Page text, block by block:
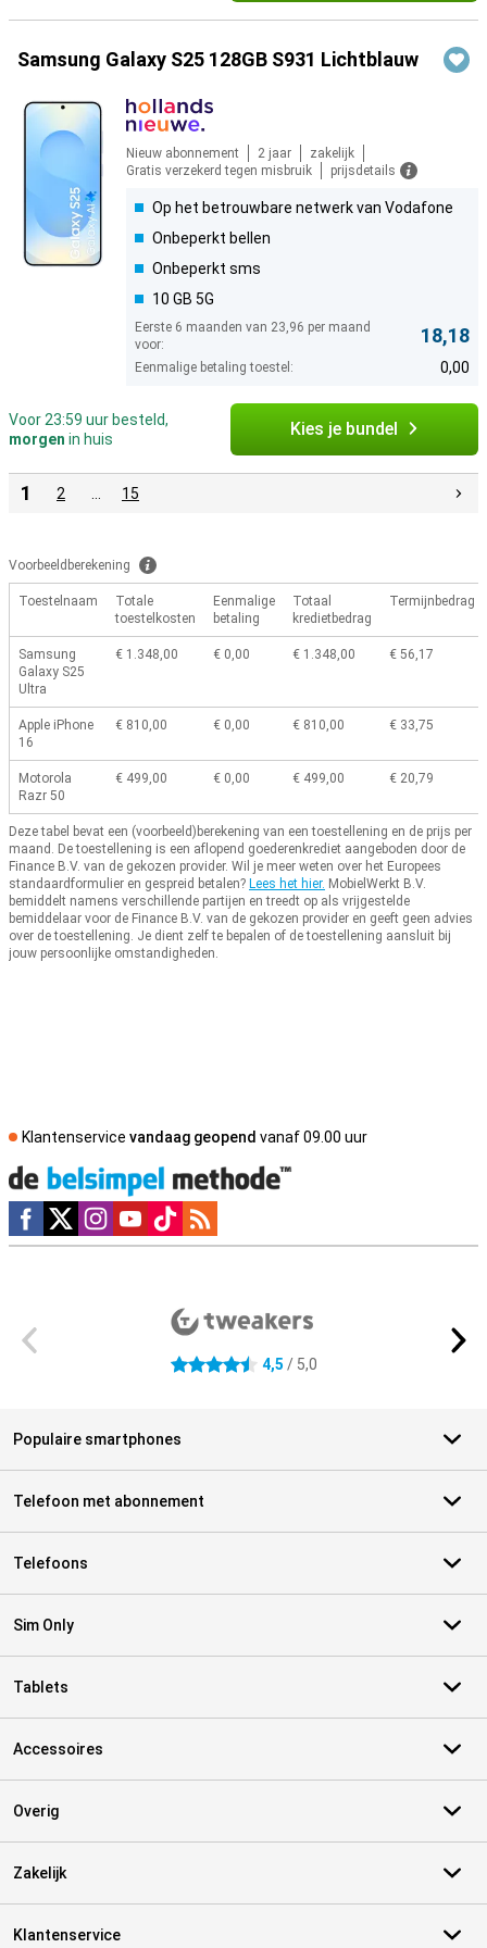
Samsung Galaxy S25 128GB S931 Lichtblauw
Nieuw abonnement 2 jaar
zakelijk
Gratis verzekerd tegen misbruik
prijsdetails
Op het betrouwbare netwerk van Vodafone
Onbeperkt bellen
Onbeperkt sms
10 GB 5G
Eerste 6 maanden van 23,96 per maand
voor:
18,18
Eenmalige betaling toestel: 0,00
Voor 23:59 uur besteld,
morgen in huis Kies je bundel
1 2 … 15
Voorbeeldberekening
Toestelnaam
Totale
toestelkosten
Eenmalige
betaling
Totaal
kredietbedrag
Termijnbedrag
Samsung
Galaxy S25
Ultra
€ 1.348,00 € 0,00 € 1.348,00 € 56,17
Apple iPhone
16
€ 810,00 € 0,00 € 810,00 € 33,75
Motorola
Razr 50
€ 499,00 € 0,00 € 499,00 € 20,79
Deze tabel bevat een (voorbeeld)berekening van een toestellening en de prijs per
maand. De toestellening is een aflopend goederenkrediet aangeboden door de
Finance B.V. van de gekozen provider. Wil je meer weten over het Europees
standaardformulier en gespreid betalen? Lees het hier. MobielWerkt B.V.
bemiddelt namens verschillende partijen en treedt op als vrijgestelde
bemiddelaar voor de Finance B.V. van de gekozen provider en geeft geen advies
over de toestellening. Je dient zelf te bepalen of de toestellening aansluit bij
jouw persoonlijke omstandigheden.
Klantenservice vandaag geopend vanaf 09.00 uur
Social media
4.5 sterren 4,5 / 5,0
Populaire smartphones
Telefoon met abonnement
Telefoons
Sim Only
Tablets
Accessoires
Overig
Zakelijk
Klantenservice